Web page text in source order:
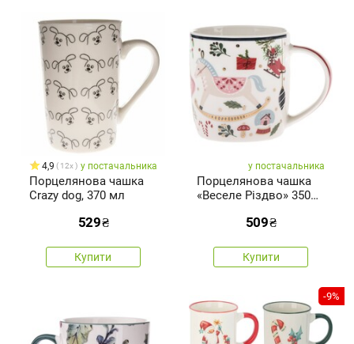
4,9 12x у постачальника
Порцелянова чашка
Crazy dog, 370 мл
529₴
Купити
у постачальника
Порцелянова чашка
«Веселе Різдво» 350
509₴
Купити
-9%